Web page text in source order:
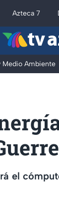
Azteca 7
tv
Medio Ambiente
el